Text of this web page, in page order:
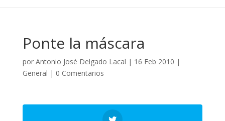
Ponte la máscara
por Antonio José Delgado Lacal | 16 Feb 2010 |
General | 0 Comentarios